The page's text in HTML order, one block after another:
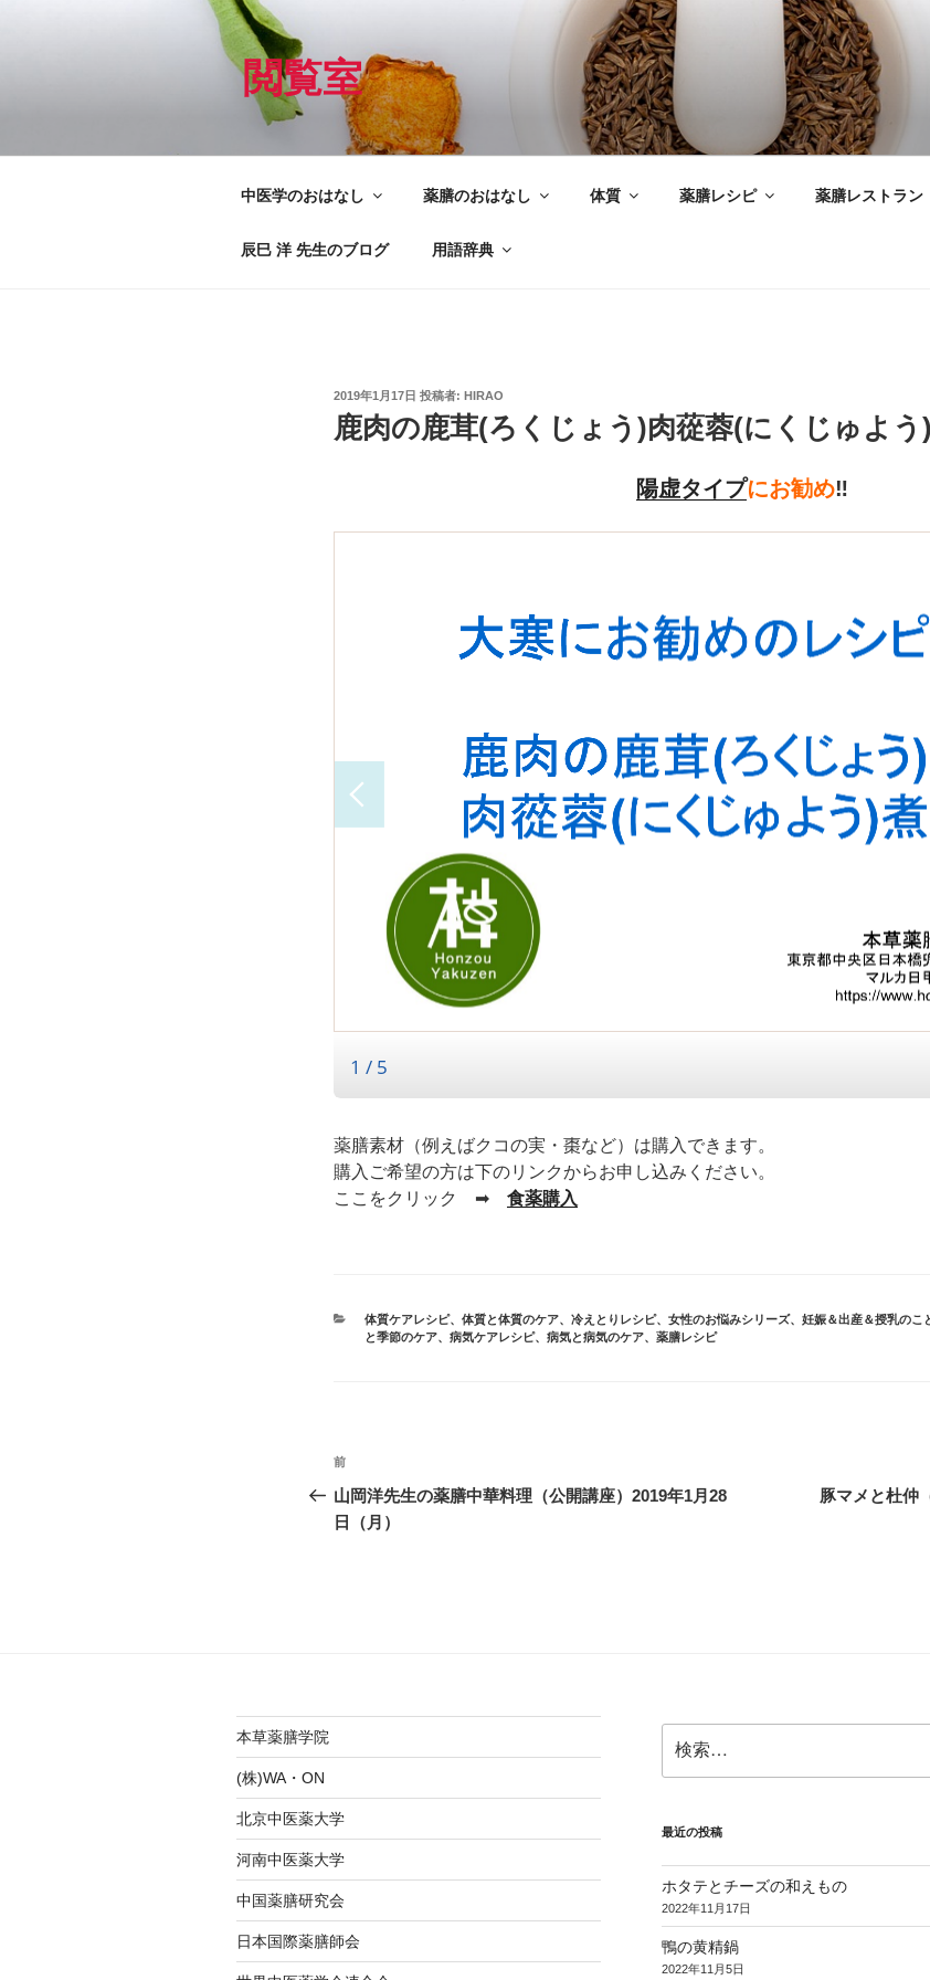
閲覧室
中医学のおはなし 薬膳のおはなし 体質 薬膳レシピ 薬膳レストラン
辰巳 洋 先生のブログ 用語辞典
投
稿
日:
2019年1月17日 投稿者: HIRAO
鹿肉の鹿茸(ろくじょう)肉蓯蓉(にくじゅよう
陽虚タイプにお勧め‼
薬膳素材（例えばクコの実・棗など）は購入できます。
購入ご希望の方は下のリンクからお申し込みください。
ここをクリック ➡ 食薬購入
カ
テ
体質ケアレシピ、 体質と体質のケア、 冷えとりレシピ、 女性のお悩みシリーズ、 妊娠＆出産＆授乳のこ
と季節のケア、 病気ケアレシピ、 病気と病気のケア、 薬膳レシピ
投
稿
ナ
前
の
投
前
山岡洋先生の薬膳中華料理（公開講座）2019年1月28
日（月）
豚マメと杜仲
本草薬膳学院
(株)WA・ON
北京中医薬大学
河南中医薬大学
中国薬膳研究会
日本国際薬膳師会
索:
最近の投稿
ホタテとチーズの和えもの
2022年11月17日
鴨の黄精鍋
2022年11月5日